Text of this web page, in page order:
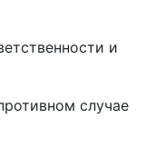
и
случае